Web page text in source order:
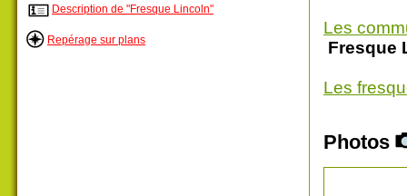
Description de "Fresque Lincoln"
Repérage sur plans
Les
Fresque
Les
Photos